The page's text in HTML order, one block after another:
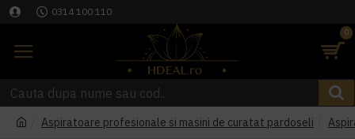
0314 100 110
0
Aspiratoare profesionale si masini de curatat pardoseli